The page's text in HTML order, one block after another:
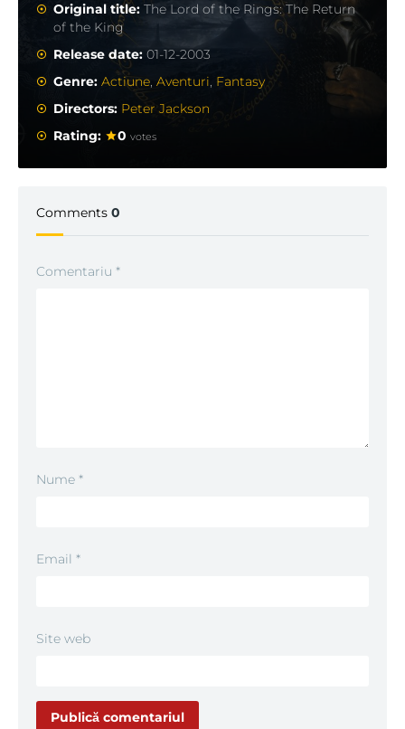
Original title:The Lord of the Rings: The Return
of the King
Release date:01-12-2003
Genre:Actiune,Aventuri, Fantasy
Directors: Peter Jackson
Rating:
0 votes
Comments 0
Comentariu *
Nume *
Email *
Site web